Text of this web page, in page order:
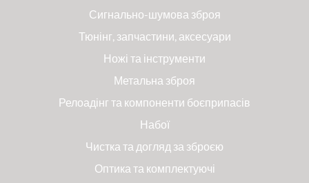
Сигнально-шумова зброя
Тюнінг, запчастини, аксесуари
Ножі та інструменти
Метальна зброя
Релоадінг та компоненти боєприпасів
Набої
Чистка та догляд за зброєю
Оптика та комплектуючі